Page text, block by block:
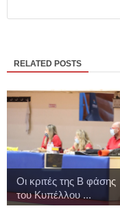
RELATED POSTS
Οι κριτές της Β φάσης
του Κυπέλλου ...